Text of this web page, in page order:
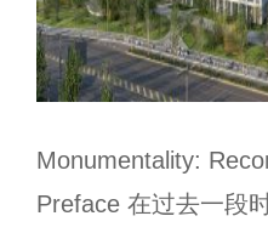
Monumentality:
Preface 在过去一段